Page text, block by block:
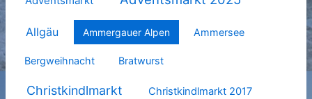
Allgäu Ammergauer Alpen Ammersee
Bergweihnacht Bratwurst
Christkindlmarkt Christkindlmarkt 2017